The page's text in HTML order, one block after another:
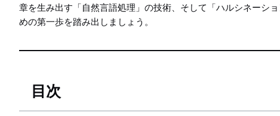
章を生み出す「自然言語処理」の技術、そして「ハルシネーシ
めの第一歩を踏み出しましょう。
目次